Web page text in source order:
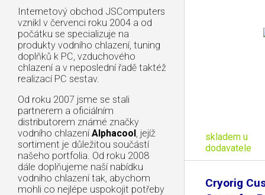
Internetový obchod JSComputers
vznikl v červenci roku 2004 a od
počátku se specializuje na
produkty vodního chlazení, tuning
doplňků k PC, vzduchového
chlazení a v neposlední řadě taktéž
realizací PC sestav.
Od roku 2007 jsme se stali
partnerem a oficiálním
distributorem známé značky
vodního chlazení Alphacool, jejíž
sortiment je důležitou součástí
našeho portfolia. Od roku 2008
dále doplňujeme naší nabídku
vodního chlazení tak, abychom
mohli co nejlépe uspokojit potřeby
skladem u
dodavatele
Cryorig